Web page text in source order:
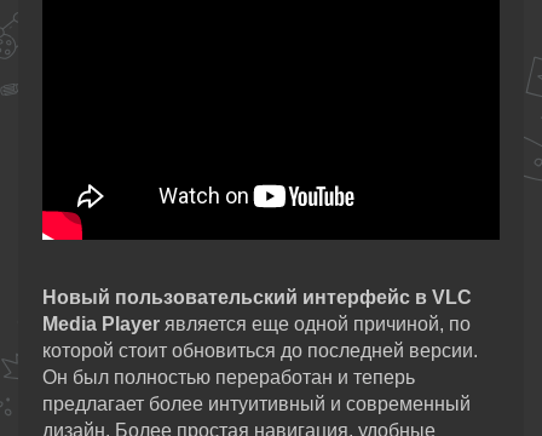
Новый пользовательский интерфейс в VLC
Media Player является еще одной причиной, по
которой стоит обновиться до последней версии.
Он был полностью переработан и теперь
предлагает более интуитивный и современный
дизайн. Более простая навигация, удобные